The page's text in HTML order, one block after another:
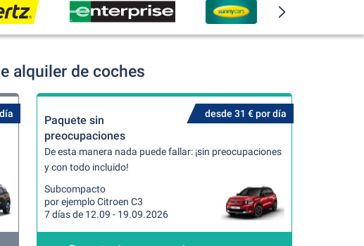
alquiler de coches
desde 31 € por día
Paquete sin
preocupaciones
De esta manera nada puede fallar: ¡sin preocupaciones
y con todo incluido!
Subcompacto
por ejemplo Citroen C3
7 días de 12.09 - 19.09.2026